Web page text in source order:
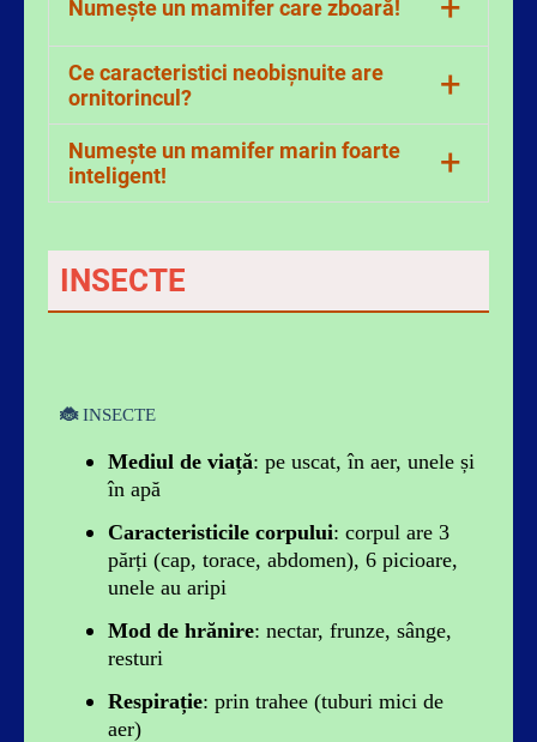
înălțime și 5-7 tone.
Numește un mamifer care zboară!
Unicul mamifer care zboară este liliacul.
Ce caracteristici neobișnuite are
ornitorincul?
+
Ornitorincul depune ouă, are cioc de rață,
are blană, își alaptează puii, trăiește în
Australia
Numește un mamifer marin foarte
inteligent!
+
inteligent care comunică prin sunete și
mișcări.
INSECTE
🐞INSECTE
Mediul de viață: pe uscat, în aer, unele și
în apă
Caracteristicile corpului: corpul are 3
părți (cap, torace, abdomen), 6 picioare,
unele au aripi
Mod de hrănire: nectar, frunze, sânge,
resturi
Respirație: prin trahee (tuburi mici de
aer)